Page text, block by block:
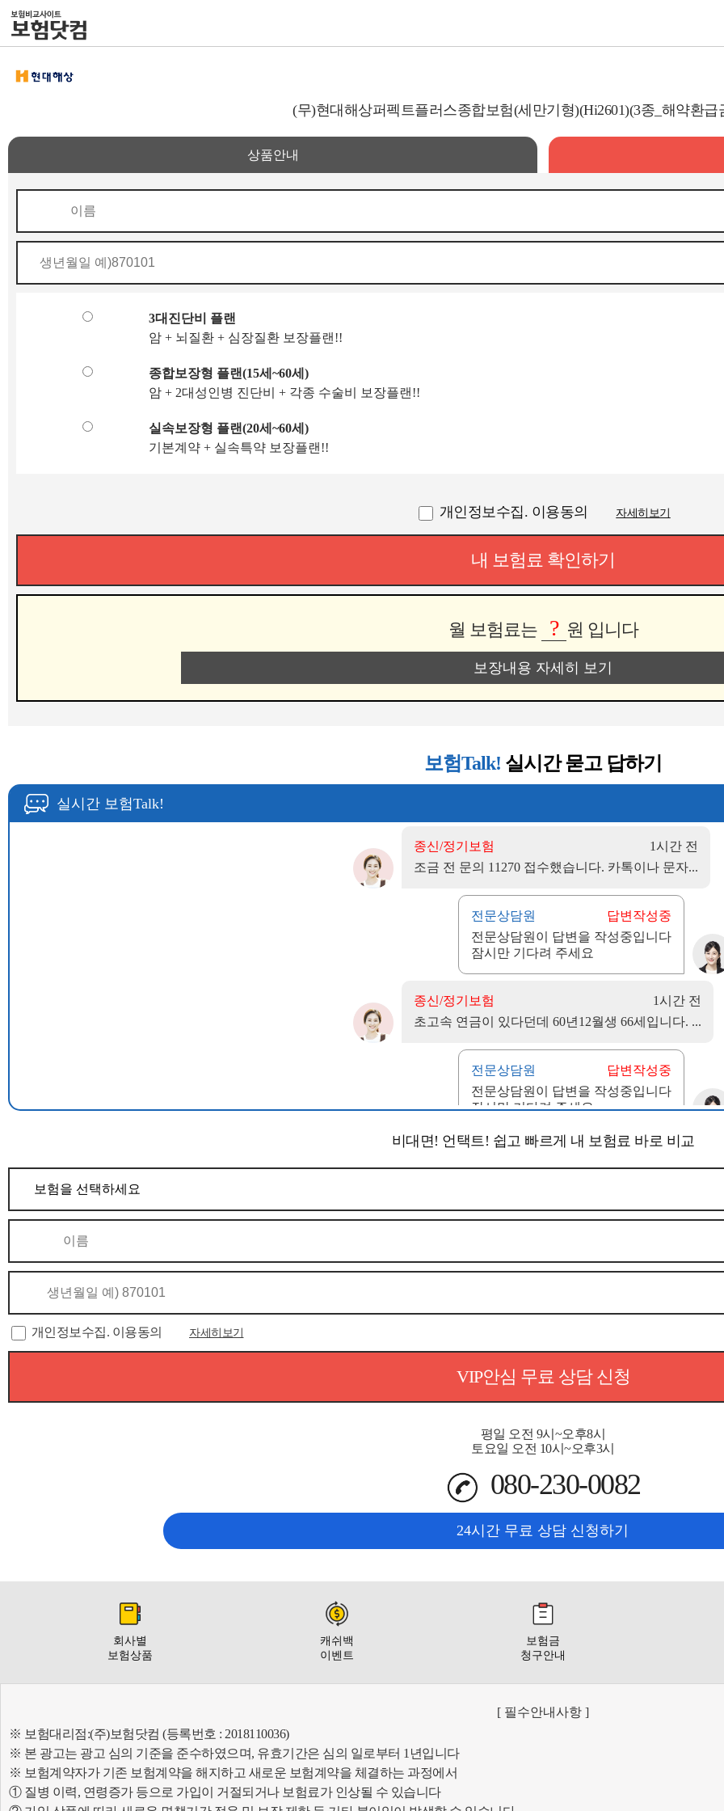
(무)현대해상퍼펙트플러스종합보험(세만기형)(Hi2601)(3종_해약환급
상품안내
3대진단비 플랜
암 + 뇌질환 + 심장질환 보장플랜!!
종합보장형 플랜(15세~60세)
암 + 2대성인병 진단비 + 각종 수술비 보장플랜!!
실속보장형 플랜(20세~60세)
기본계약 + 실속특약 보장플랜!!
개인정보수집. 이용동의 자세히보기
내 보험료 확인하기
월 보험료는 ? 원 입니다
보장내용 자세히 보기
비대면! 언택트! 쉽고 빠르게 내 보험료 바로 비교
개인정보수집. 이용동의 자세히보기
VIP안심 무료 상담 신청
평일 오전 9시~오후8시
토요일 오전 10시~오후3시
080-230-0082
24시간 무료 상담 신청하기
회사별
보험상품
캐쉬백
이벤트
보험금
청구안내
[ 필수안내사항 ]
※ 보험대리점:(주)보험닷컴 (등록번호 : 2018110036)
※ 본 광고는 광고 심의 기준을 준수하였으며, 유효기간은 심의 일로부터 1년입니다
※ 보험계약자가 기존 보험계약을 해지하고 새로운 보험계약을 체결하는 과정에서
① 질병 이력, 연령증가 등으로 가입이 거절되거나 보험료가 인상될 수 있습니다